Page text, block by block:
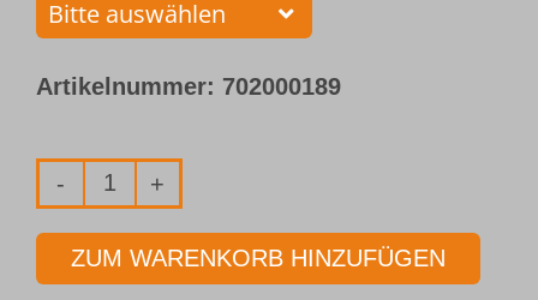
Artikelnummer: 702000189
Einlippenbohrer
mit
aufgelötetem
ZUM WARENKORB HINZUFÜGEN